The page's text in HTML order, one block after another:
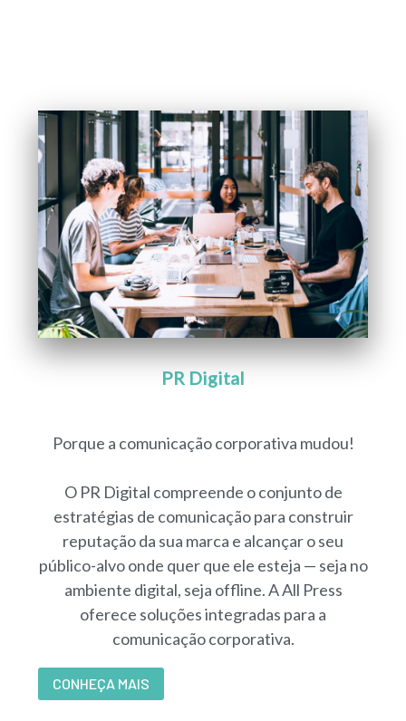
PR Digital
Porque a comunicação corporativa mudou!
O PR Digital compreende o conjunto de
estratégias de comunicação para construir
reputação da sua marca e alcançar o seu
público-alvo onde quer que ele esteja — seja no
ambiente digital, seja offline. A All Press
oferece soluções integradas para a
comunicação corporativa.
CONHEÇA MAIS